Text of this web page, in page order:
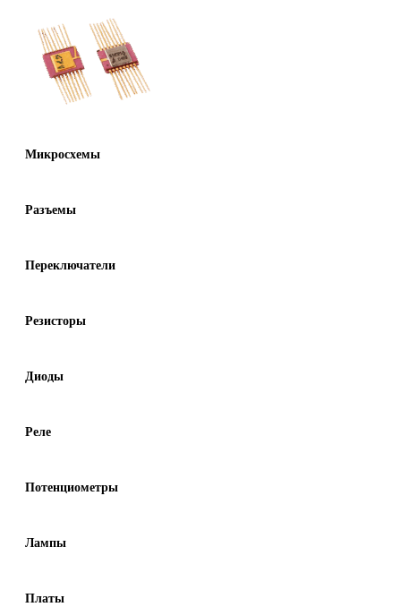
Микросхемы
Разъемы
Переключатели
Резисторы
Диоды
Реле
Потенциометры
Лампы
Платы